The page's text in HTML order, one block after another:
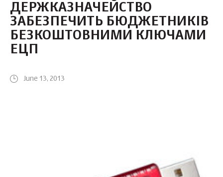
ДЕРЖКАЗНАЧЕЙСТВО
ЗАБЕЗПЕЧИТЬ БЮДЖЕТНИКІВ
БЕЗКОШТОВНИМИ КЛЮЧАМИ
ЕЦП
June 13, 2013